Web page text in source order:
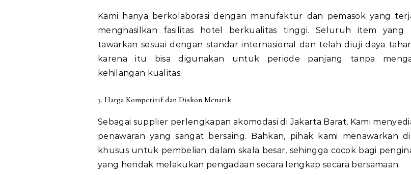
Kami hanya berkolaborasi dengan manufaktur dan pemasok yang
menghasilkan fasilitas hotel berkualitas tinggi. Seluruh item yang
tawarkan sesuai dengan standar internasional dan telah diuji daya
karena itu bisa digunakan untuk periode panjang tanpa
kehilangan kualitas.
3. Harga Kompetitif dan Diskon Menarik
Sebagai supplier perlengkapan akomodasi di Jakarta Barat, Kami
penawaran yang sangat bersaing. Bahkan, pihak kami menawarkan
khusus untuk pembelian dalam skala besar, sehingga cocok bagi
yang hendak melakukan pengadaan secara lengkap secara bersamaan.